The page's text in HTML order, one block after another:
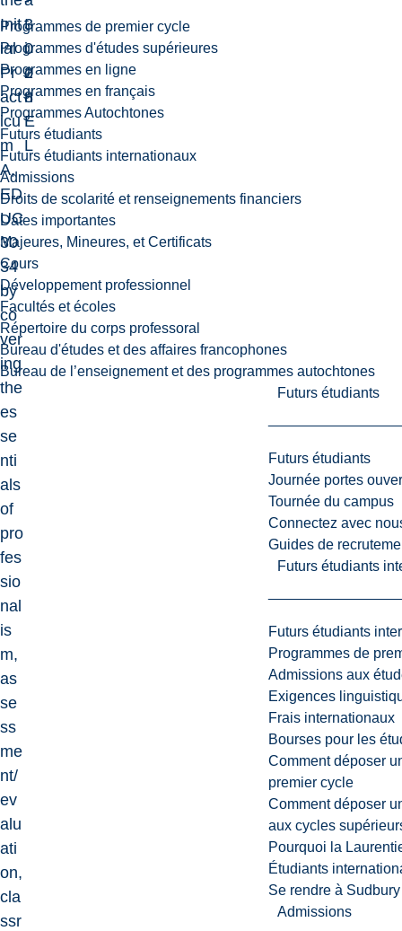
Programmes de premier cycle
Programmes d'études supérieures
Programmes en ligne
Programmes en français
Programmes Autochtones
Futurs étudiants
Futurs étudiants internationaux
Admissions
Droits de scolarité et renseignements financiers
Dates importantes
Majeures, Mineures, et Certificats
Cours
Développement professionnel
Facultés et écoles
Répertoire du corps professoral
Bureau d'études et des affaires francophones
Bureau de l’enseignement et des programmes autochtones
Futurs étudiants
Futurs étudiants
Journée portes
Tournée du campus
Connectez avec
Guides de
Futurs étudiants
Futurs étudiants
Programmes de
Admissions aux
Exigences
Frais internationaux
Bourses pour les
Comment déposer
premier cycle
Comment déposer
aux cycles
Pourquoi la
Étudiants
Se rendre à Sudbury
Admissions
Init
ial
Pr
act
icu
m
A,
ED
UC
30
34
by
co
ver
ing
the
es
se
nti
als
of
pro
fes
sio
nal
is
m,
as
se
ss
me
nt/
ev
alu
ati
on,
cla
ssr
3
0
2
8
E
L
t
i
o
n